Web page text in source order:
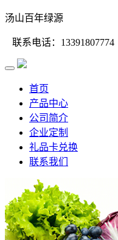
汤山百年绿源
联系电话：13391807774
首页
产品中心
公司简介
企业定制
礼品卡兑换
联系我们